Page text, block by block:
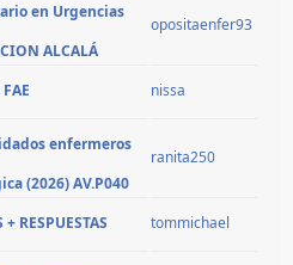
en Urgencias
ALCALÁ
opositaenfer93
nissa
enfermeros
(2026) AV.P040
ranita250
RESPUESTAS tommichael